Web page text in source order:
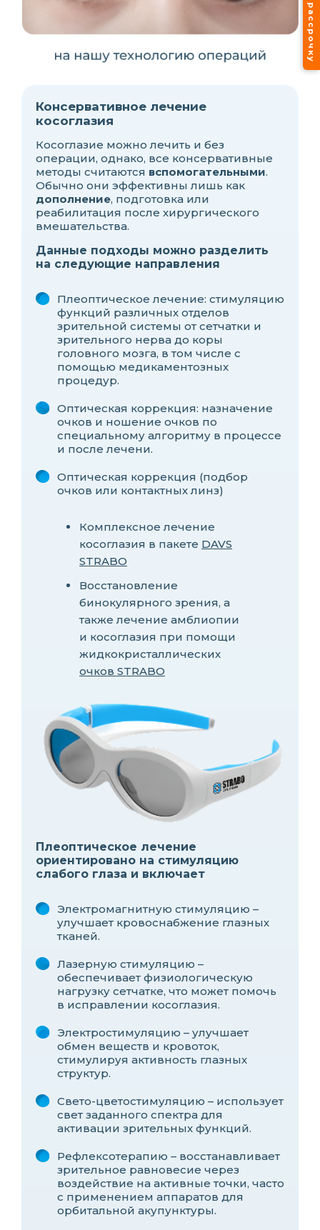
Консервативное лечение
косоглазия
Косоглазие можно лечить и без
операции, однако, все консервативные
методы считаются вспомогательными.
Обычно они эффективны лишь как
дополнение, подготовка или
реабилитация после хирургического
вмешательства.
Данные подходы можно разделить
на следующие направления
Плеоптическое лечение: стимуляцию
функций различных отделов
зрительной системы от сетчатки и
зрительного нерва до коры
головного мозга, в том числе с
помощью медикаментозных
процедур.
Оптическая коррекция: назначение
очков и ношение очков по
специальному алгоритму в процессе
и после лечени.
Оптическая коррекция (подбор
очков или контактных линз)
Комплексное лечение
косоглазия в пакете DAVS
STRABO
Восстановление
бинокулярного зрения, а
также лечение амблиопии
и косоглазия при помощи
жидкокристаллических
очков STRABO
Плеоптическое лечение
ориентировано на стимуляцию
слабого глаза и включает
Электромагнитную стимуляцию –
улучшает кровоснабжение глазных
тканей.
Лазерную стимуляцию –
обеспечивает физиологическую
нагрузку сетчатке, что может помочь
в исправлении косоглазия.
Электростимуляцию – улучшает
обмен веществ и кровоток,
стимулируя активность глазных
структур.
Свето-цветостимуляцию – использует
свет заданного спектра для
активации зрительных функций.
Рефлексотерапию – восстанавливает
зрительное равновесие через
воздействие на активные точки, часто
с применением аппаратов для
орбитальной акупунктуры.